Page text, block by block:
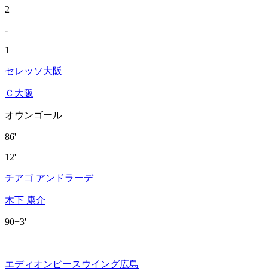
2
-
1
セレッソ大阪
Ｃ大阪
オウンゴール
86'
12'
チアゴ アンドラーデ
木下 康介
90+3'
エディオンピースウイング広島